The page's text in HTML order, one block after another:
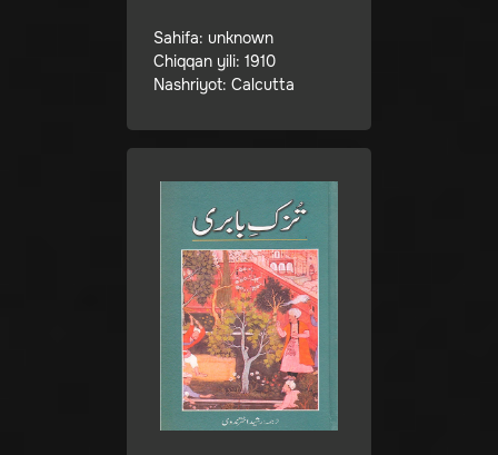
Sahifa: unknown
Chiqqan yili: 1910
Nashriyot: Calcutta